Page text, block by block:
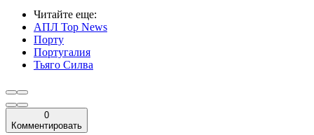
Читайте еще:
АПЛ Top News
Порту
Португалия
Тьяго Силва
0
Комментировать